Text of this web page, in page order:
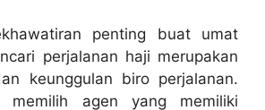
penting buat umat
perjalanan haji merupakan
keunggulan biro perjalanan.
memilih agen yang memiliki